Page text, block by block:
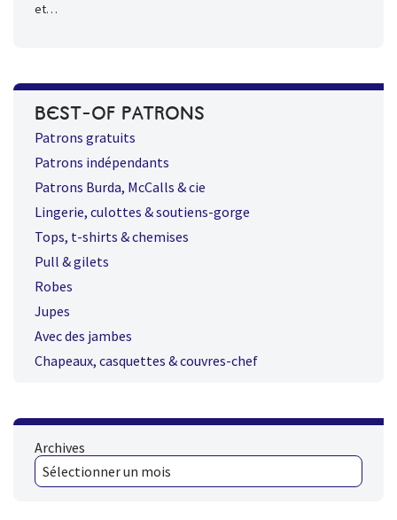
et…
BEST-OF PATRONS
Patrons gratuits
Patrons indépendants
Patrons Burda, McCalls & cie
Lingerie, culottes & soutiens-gorge
Tops, t-shirts & chemises
Pull & gilets
Robes
Jupes
Avec des jambes
Chapeaux, casquettes & couvres-chef
Archives